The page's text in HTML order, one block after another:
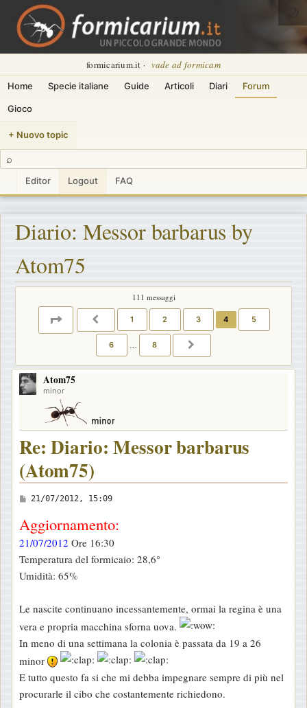
formicarium.it · vade ad formicam
Home Specie italiane Guide Articoli Diari Forum
Gioco
+ Nuovo topic
⌕
Editor Logout FAQ
🌙
Diario: Messor barbarus by
Atom75
111 messaggi
PAGINA4 PRECEDENTE
1 2 3 4 5
6 … 8
Atom75
minor
Re: Diario: Messor barbarus
(Atom75)
M
s
s
a
g
i
o
21/07/2012, 15:09
Aggiornamento:
21/07/2012 Ore 16:30
Temperatura del formicaio: 28,6°
Umidità: 65%
Le nascite continuano incessantemente, ormai la regina è una
vera e propria macchina sforna uova.
In meno di una settimana la colonia è passata da 19 a 26
minor
E tutto questo fa si che mi debba impegnare sempre di più nel
procurarle il cibo che costantemente richiedono.